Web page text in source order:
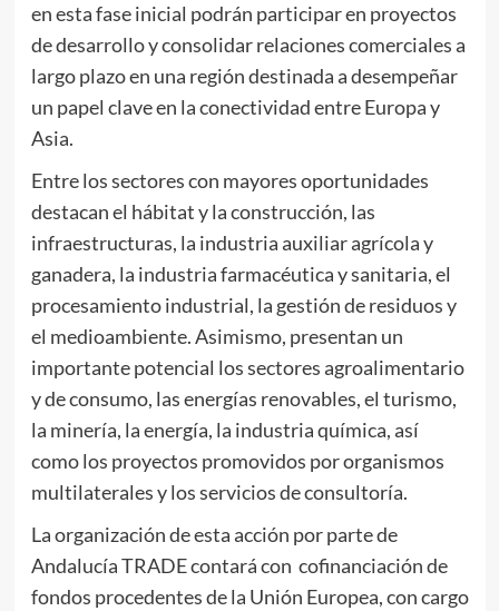
en esta fase inicial podrán participar en proyectos
de desarrollo y consolidar relaciones comerciales a
largo plazo en una región destinada a desempeñar
un papel clave en la conectividad entre Europa y
Asia.
Entre los sectores con mayores oportunidades
destacan el hábitat y la construcción, las
infraestructuras, la industria auxiliar agrícola y
ganadera, la industria farmacéutica y sanitaria, el
procesamiento industrial, la gestión de residuos y
el medioambiente. Asimismo, presentan un
importante potencial los sectores agroalimentario
y de consumo, las energías renovables, el turismo,
la minería, la energía, la industria química, así
como los proyectos promovidos por organismos
multilaterales y los servicios de consultoría.
La organización de esta acción por parte de
Andalucía TRADE contará con cofinanciación de
fondos procedentes de la Unión Europea, con cargo